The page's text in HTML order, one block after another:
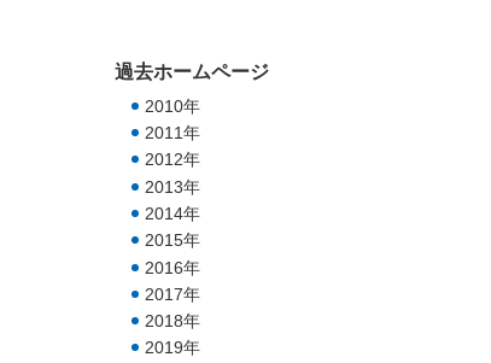
過去ホームページ
2010年
2011年
2012年
2013年
2014年
2015年
2016年
2017年
2018年
2019年